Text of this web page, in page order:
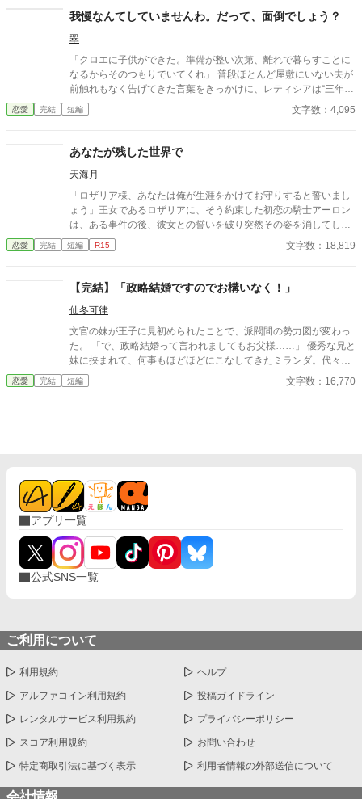
我慢なんてしていませんわ。だって、面倒でしょう？
翠
「クロエに子供ができた。準備が整い次第、離れで暮らすことに
なるからそのつもりでいてくれ」 普段ほとんど屋敷にいない夫が
前触れもなく告げてきた言葉をきっかけに、レティシアは“三年
間”の契約を終わらせることにした。 赤の他人を屋敷に迎えるこ
とはしない。 不要なものに感情を砕く理由などない。 「だって、
切り捨ててしまいましょう。
恋愛 完結 短編 文字数：4,095
あなたが残した世界で
天海月
「ロザリア様、あなたは俺が生涯をかけてお守りすると誓いまし
ょう」王女であるロザリアに、そう約束した初恋の騎士アーロン
は、ある事件の後、彼女との誓いを破り突然その姿を消してしま
う。 八年後、生贄に選ばれてしまったロザリアは、最期に彼に一
目会いたいとアーロンを探し、彼と再会を果たすが・・・。
恋愛 完結 短編 R15 文字数：18,819
【完結】「政略結婚ですのでお構いなく！」
仙冬可律
文官の妹が王子に見初められたことで、派閥間の勢力図が変わっ
た。 「で、政略結婚って言われましてもお父様……」 優秀な兄と
妹に挟まれて、何事もほどほどにこなしてきたミランダ。代々優
秀な文官を輩出してきたシューゼル伯爵家は良縁に恵まれるそう
だ。 適齢期になったら適当に釣り合う方と適当にお付き合いをし
恋愛 完結 短編 文字数：16,770
アプリ一覧
公式SNS一覧
ご利用について
利用規約 ヘルプ
アルファコイン利用規約 投稿ガイドライン
レンタルサービス利用規約 プライバシーポリシー
スコア利用規約 お問い合わせ
特定商取引法に基づく表示 利用者情報の外部送信について
会社情報